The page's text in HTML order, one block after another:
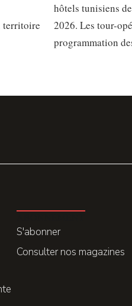
territoire
hôtels tunisiens
2026. Les tour-
programmation
S'abonner
Consulter nos magazines